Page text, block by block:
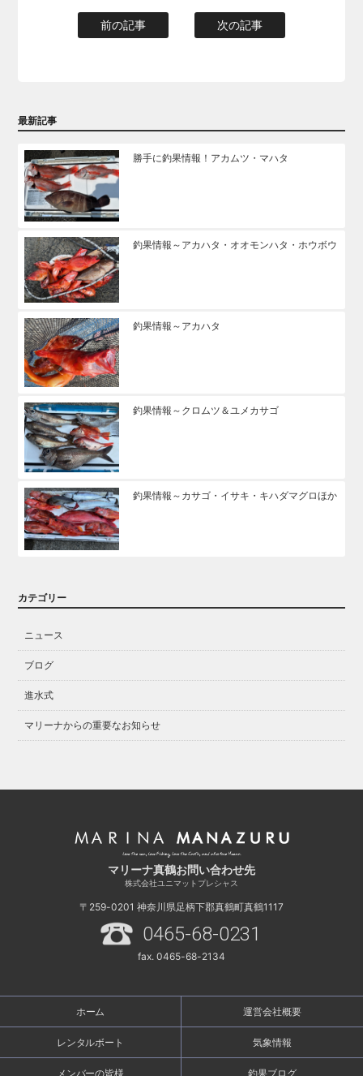
前の記事 次の記事
最新記事
勝手に釣果情報！アカムツ・マハタ
釣果情報～アカハタ・オオモンハタ・ホウボウ
釣果情報～アカハタ
釣果情報～クロムツ＆ユメカサゴ
釣果情報～カサゴ・イサキ・キハダマグロほか
カテゴリー
ニュース
ブログ
進水式
マリーナからの重要なお知らせ
マリーナ真鶴お問い合わせ先
株式会社ユニマットプレシャス
〒259-0201 神奈川県足柄下郡真鶴町真鶴1117
0465-68-0231
fax. 0465-68-2134
ホーム 運営会社概要
レンタルボート 気象情報
メンバーの皆様 釣果ブログ